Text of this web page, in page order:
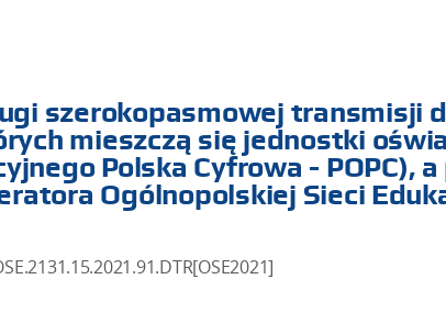
szerokopasmowej transmisji
mieszczą się jednostki
Polska Cyfrowa - POPC),
Ogólnopolskiej Sieci